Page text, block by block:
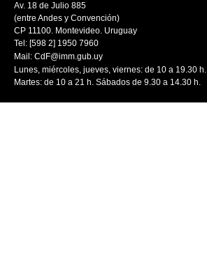
Av. 18 de Julio 885
(entre Andes y Convención)
CP 11100. Montevideo. Uruguay
Tel: [598 2] 1950 7960
Mail: CdF@imm.gub.uy
Lunes, miércoles, jueves, viernes: de 10 a 19.30 h.
Martes: de 10 a 21 h. Sábados de 9.30 a 14.30 h.